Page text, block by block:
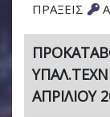
ΠΡΑΞΕΙΣ
ΑΠΡΙΛΙΟΥ